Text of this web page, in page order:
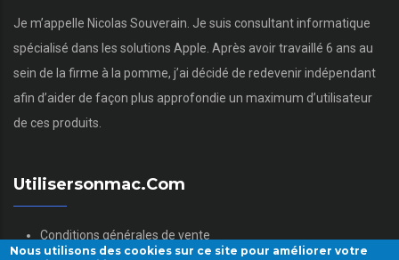
Je m’appelle Nicolas Souverain. Je suis consultant informatique
spécialisé dans les solutions Apple. Après avoir travaillé 6 ans au
sein de la firme à la pomme, j’ai décidé de redevenir indépendant
afin d’aider de façon plus approfondie un maximum d’utilisateur
de ces produits.
Utilisersonmac.com
Conditions générales de vente
Nous utilisons des cookies sur ce site pour améliorer votre